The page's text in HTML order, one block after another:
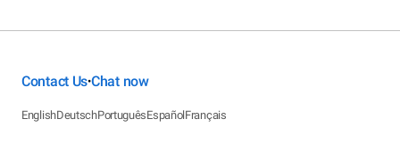
Contact Us•Chat now
EnglishDeutschPortuguêsEspañolFrançais